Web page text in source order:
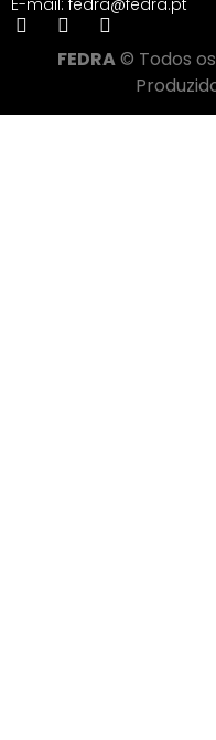
E-mail: fedra@fedra.pt
FEDRA© Todos